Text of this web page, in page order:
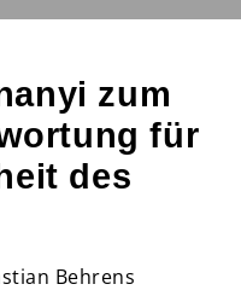
zum
für
des
Behrens